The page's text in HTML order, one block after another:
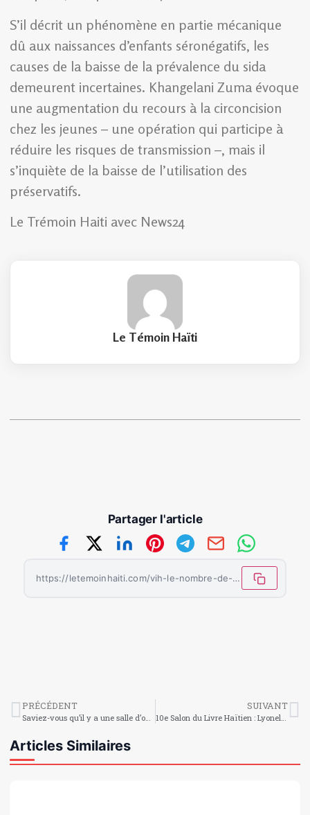
S’il décrit un phénomène en partie mécanique
dû aux naissances d’enfants séronégatifs, les
causes de la baisse de la prévalence du sida
demeurent incertaines. Khangelani Zuma évoque
une augmentation du recours à la circoncision
chez les jeunes – une opération qui participe à
réduire les risques de transmission –, mais il
s’inquiète de la baisse de l’utilisation des
préservatifs.
Le Trémoin Haiti avec News24
Le Témoin Haïti
Partager l'article
https://letemoinhaiti.com/vih-le-nombre-de-personnes-vivant-avec-le-sida-en-afrique-du-sud-en-leger-declin/
PRÉCÉDENT SUIVANT
Articles Similaires